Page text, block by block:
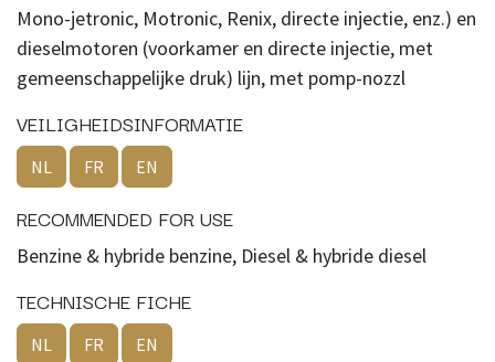
Mono-jetronic, Motronic, Renix, directe injectie, enz.) en
dieselmotoren (voorkamer en directe injectie, met
gemeenschappelijke druk) lijn, met pomp-nozzl
VEILIGHEIDSINFORMATIE
NL FR EN
RECOMMENDED FOR USE
Benzine & hybride benzine, Diesel & hybride diesel
TECHNISCHE FICHE
NL FR EN